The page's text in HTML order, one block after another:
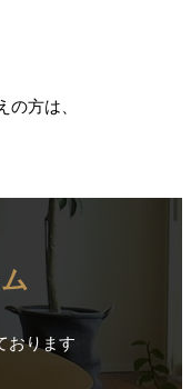
の方は、
おります